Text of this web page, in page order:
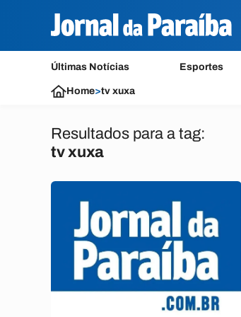
Últimas Notícias Esportes
Home>tv xuxa
Resultados para a tag:
tv xuxa